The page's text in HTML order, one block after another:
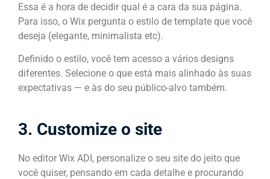
Essa é a hora de decidir qual é a cara da sua página.
Para isso, o Wix pergunta o estilo de template que você
deseja (elegante, minimalista etc).
Definido o estilo, você tem acesso a vários designs
diferentes. Selecione o que está mais alinhado às suas
expectativas — e às do seu público-alvo também.
3. Customize o site
No editor Wix ADI, personalize o seu site do jeito que
você quiser, pensando em cada detalhe e procurando